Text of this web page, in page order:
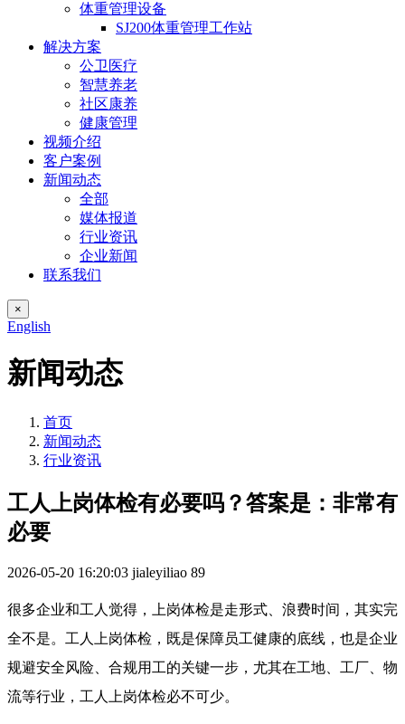
体重管理设备
SJ200体重管理工作站
解决方案
公卫医疗
智慧养老
社区康养
健康管理
视频介绍
客户案例
新闻动态
全部
媒体报道
行业资讯
企业新闻
联系我们
×
English
新闻动态
首页
新闻动态
行业资讯
工人上岗体检有必要吗？答案是：非常有
必要
2026-05-20 16:20:03 jialeyiliao 89
很多企业和工人觉得，上岗体检是走形式、浪费时间，其实完
全不是。工人上岗体检，既是保障员工健康的底线，也是企业
规避安全风险、合规用工的关键一步，尤其在工地、工厂、物
流等行业，工人上岗体检必不可少。